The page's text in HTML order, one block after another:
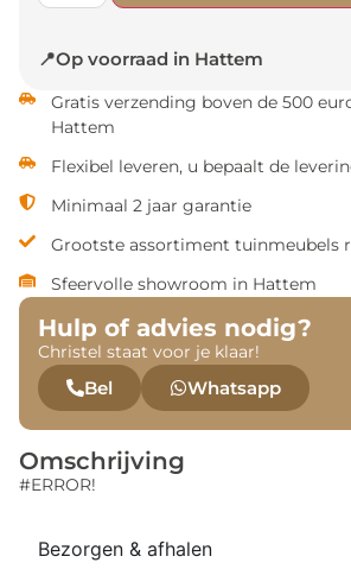
📍Op voorraad in Hattem
Gratis verzending boven de 500
Hattem
Flexibel leveren, u bepaalt de
Minimaal 2 jaar garantie
Grootste assortiment tuinmeubels
Sfeervolle showroom in Hattem
Hulp of advies nodig?
Christel staat voor je klaar!
Bel Whatsapp
Omschrijving
#ERROR!
Bezorgen & afhalen